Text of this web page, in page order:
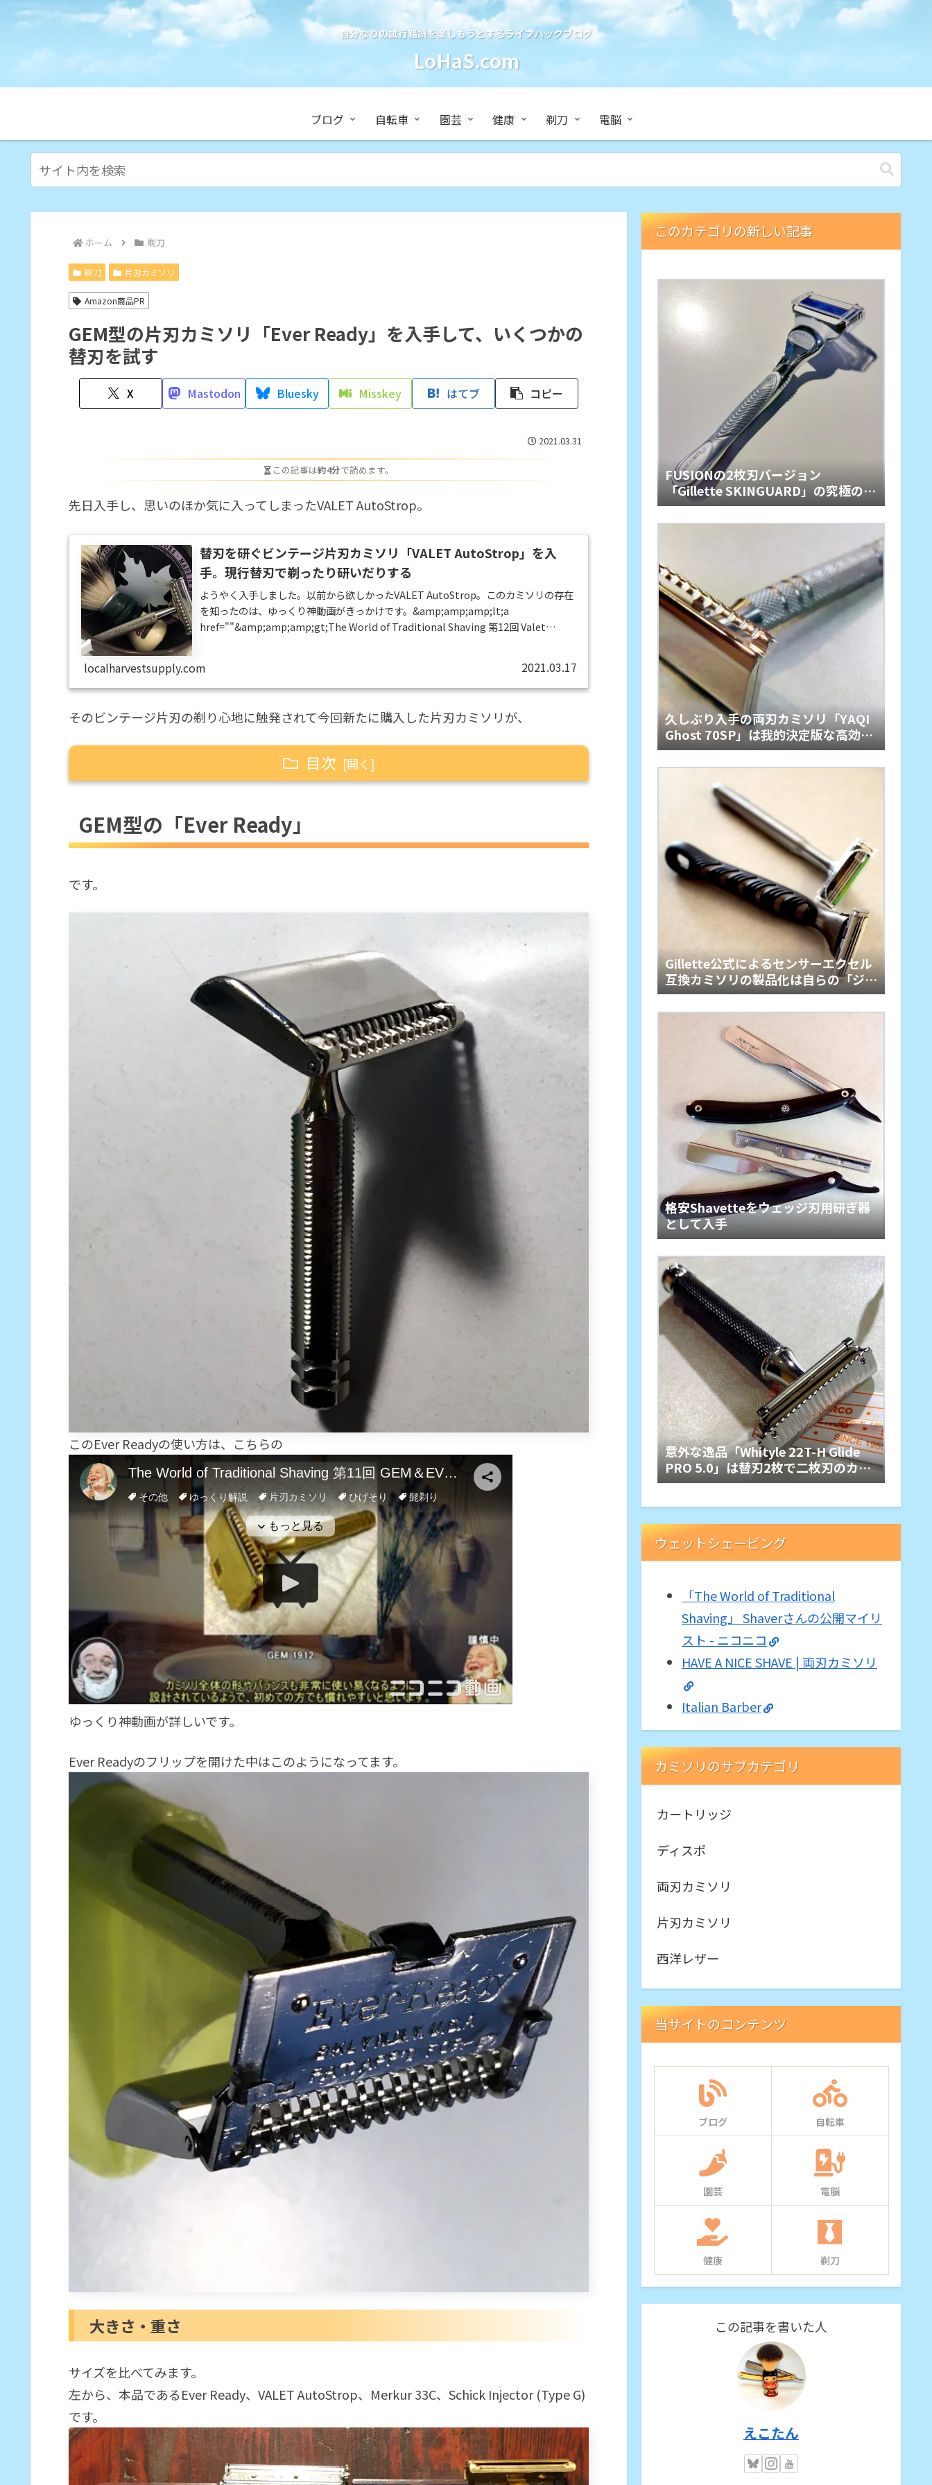
自分なりの試行錯誤を楽しもうとするライフハックブログ
LoHaS.com
ブログ 自転車 園芸 健康 剃刀 電脳
ホーム 剃刀
剃刀 片刃カミソリ
Amazon商品PR
GEM型の片刃カミソリ「Ever Ready」を入手して、いくつかの
替刃を試す
X Mastodon Bluesky Misskey はてブ コピー
2021.03.31
この記事は約4分で読めます。
先日入手し、思いのほか気に入ってしまったVALET AutoStrop。
替刃を研ぐビンテージ片刃カミソリ「VALET AutoStrop」を入
手。現行替刃で剃ったり研いだりする
ようやく入手しました。以前から欲しかったVALET AutoStrop。このカミソリの存在
を知ったのは、ゆっくり神動画がきっかけです。&amp;amp;amp;lt;a
href=""&amp;amp;amp;gt;The World of Traditional Shaving 第12回 Valet
localharvestsupply.com 2021.03.17
そのビンテージ片刃の剃り心地に触発されて今回新たに購入した片刃カミソリが、
目次
大きさ・重さ
剃ってみた
GEM型の「Ever Ready」
です。
このEver Readyの使い方は、こちらの
ゆっくり神動画が詳しいです。
Ever Readyのフリップを開けた中はこのようになってます。
大きさ・重さ
サイズを比べてみます。
左から、本品であるEver Ready、VALET AutoStrop、Merkur 33C、Schick Injector (Type G)
です。
このカテゴリの新しい記事
FUSIONの2枚刃バージョン
「Gillette SKINGUARD」の究極のや
さしさ
久しぶり入手の両刃カミソリ「YAQI
Ghost 70SP」は我的決定版な高効率
性
Gillette公式によるセンサーエクセル
互換カミソリの製品化は自らの「ジレ
ット商法」からの脱却
格安Shavetteをウェッジ刃用研ぎ器
として入手
意外な逸品「Whityle 22T-H Glide
PRO 5.0」は替刃2枚で二枚刃のカミ
ソリホルダー
ウェットシェービング
「The World of Traditional
Shaving」 Shaverさんの公開マイリ
スト - ニコニコ
HAVE A NICE SHAVE | 両刃カミソリ
Italian Barber
カミソリのサブカテゴリ
カートリッジ
ディスポ
両刃カミソリ
片刃カミソリ
西洋レザー
当サイトのコンテンツ
ブログ 自転車
園芸 電脳
健康 剃刀
この記事を書いた人
えこたん